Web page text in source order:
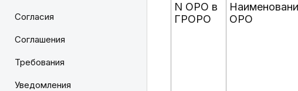
Согласия
Соглашения
Требования
Уведомления
N ОРО в
ГРОРО
ОРО